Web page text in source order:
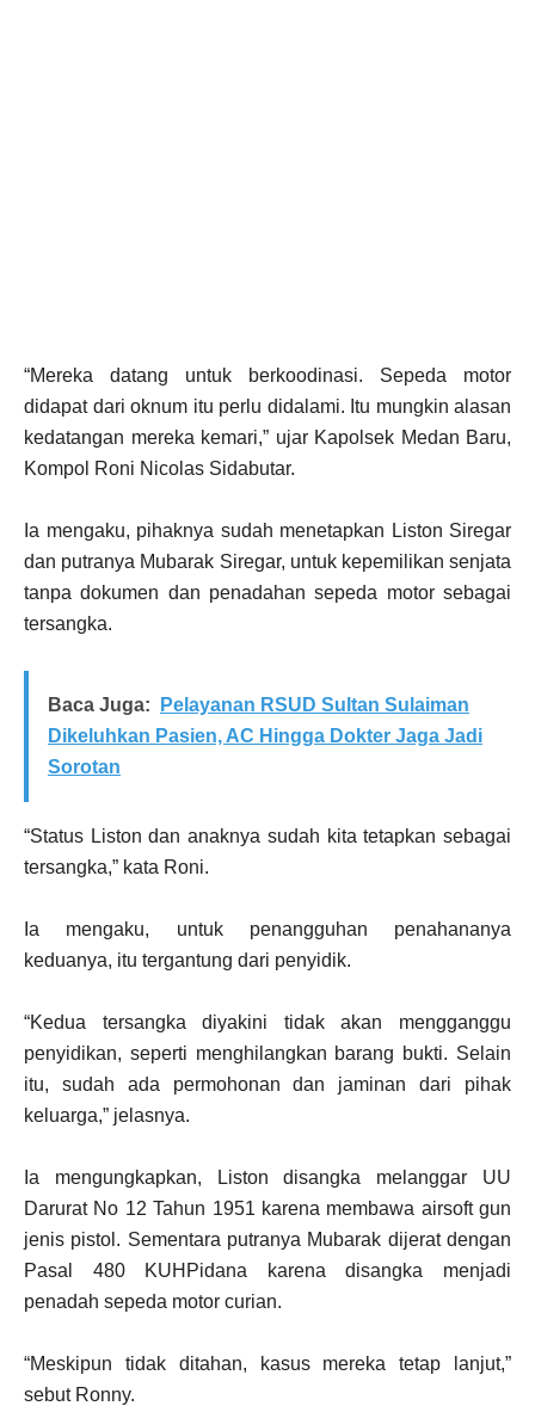
“Mereka datang untuk berkoodinasi. Sepeda motor
didapat dari oknum itu perlu didalami. Itu mungkin alasan
kedatangan mereka kemari,” ujar Kapolsek Medan Baru,
Kompol Roni Nicolas Sidabutar.
Ia mengaku, pihaknya sudah menetapkan Liston Siregar
dan putranya Mubarak Siregar, untuk kepemilikan senjata
tanpa dokumen dan penadahan sepeda motor sebagai
tersangka.
Baca Juga:
Pelayanan RSUD Sultan Sulaiman
Dikeluhkan Pasien, AC Hingga Dokter Jaga Jadi
Sorotan
“Status Liston dan anaknya sudah kita tetapkan sebagai
tersangka,” kata Roni.
Ia mengaku, untuk penangguhan penahananya
keduanya, itu tergantung dari penyidik.
“Kedua tersangka diyakini tidak akan mengganggu
penyidikan, seperti menghilangkan barang bukti. Selain
itu, sudah ada permohonan dan jaminan dari pihak
keluarga,” jelasnya.
Ia mengungkapkan, Liston disangka melanggar UU
Darurat No 12 Tahun 1951 karena membawa airsoft gun
jenis pistol. Sementara putranya Mubarak dijerat dengan
Pasal 480 KUHPidana karena disangka menjadi
penadah sepeda motor curian.
“Meskipun tidak ditahan, kasus mereka tetap lanjut,”
sebut Ronny.